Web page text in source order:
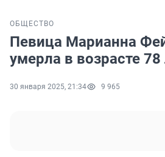
ОБЩЕСТВО
Певица Марианна
умерла в возрасте 78
30 января 2025, 21:34 9 965